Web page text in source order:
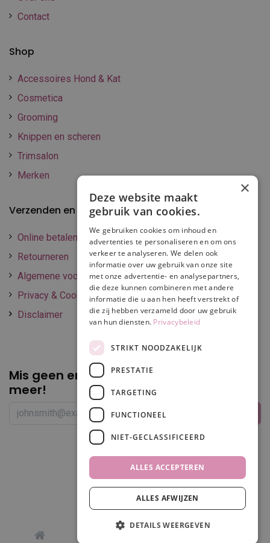
Filters
0
Contact
Shop
Accessoires Hond & Kat
Cosmetica
Grooming
Knippen en scheren
Trimsalon
Merken
Verzenden en betalen
Online betalen
Retourneren
Algemene voorwaarden
Privacy & Cookie policy
Disclaimer
Mis geen enkele promotie of korting
meer!
×
Deze website maakt
gebruik van cookies.
We gebruiken cookies om inhoud en
advertenties te personaliseren en om ons
verkeer te analyseren. We delen ook
informatie over uw gebruik van onze site
met onze advertentie- en analysepartners,
die deze kunnen combineren met andere
informatie die u aan hen heeft verstrekt of
die zij hebben verzameld door uw gebruik
van hun diensten. Privacybeleid
STRIKT NOODZAKELIJK
PRESTATIE
TARGETING
FUNCTIONEEL
NIET-GECLASSIFICEERD
ALLES ACCEPTEREN
ALLES AFWIJZEN
DETAILS WEERGEVEN